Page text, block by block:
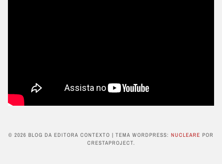
© 2026 BLOG DA EDITORA CONTEXTO | TEMA WORDPRESS: NUCLEARE POR
CRESTAPROJECT.